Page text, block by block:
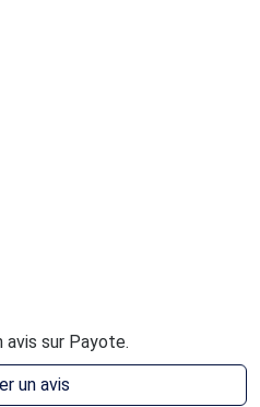
avis sur Payote.
un avis